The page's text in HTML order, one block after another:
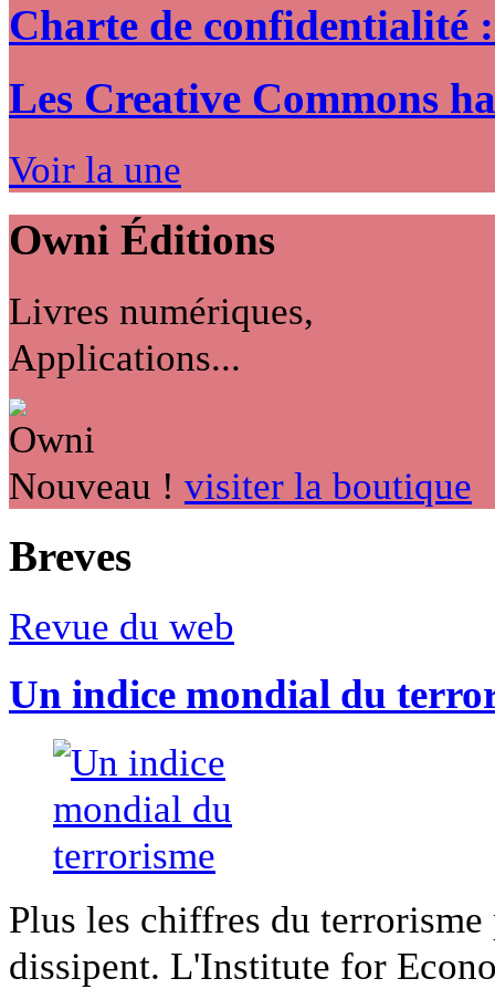
Charte de confidentialité
Les Creative Commons
Voir la une
Owni Éditions
Livres numériques,
Applications...
Nouveau ! visiter la boutique
Breves
Revue du web
Un indice mondial du
Plus les chiffres du
dissipent. L'Institute for